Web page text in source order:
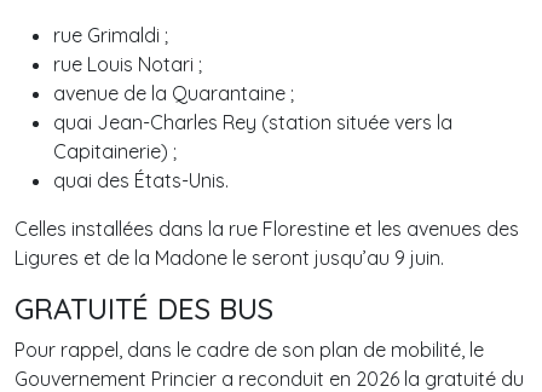
rue Grimaldi ;
rue Louis Notari ;
avenue de la Quarantaine ;
quai Jean-Charles Rey (station située vers la
Capitainerie) ;
quai des États-Unis.
Celles installées dans la rue Florestine et les avenues des
Ligures et de la Madone le seront jusqu’au 9 juin.
GRATUITÉ DES BUS
Pour rappel, dans le cadre de son plan de mobilité, le
Gouvernement Princier a reconduit en 2026 la gratuité du